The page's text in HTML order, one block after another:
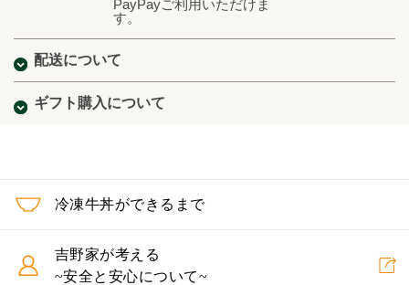
PayPayご利用いただけま
す。
配送について
ギフト購入について
冷凍牛丼ができるまで
吉野家が考える
~安全と安心について~